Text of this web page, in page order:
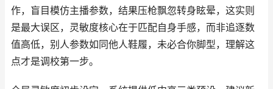
作，盲目模仿主播参数，结果压枪飘忽转身眩晕，这实则
是最大误区，灵敏度核心在于匹配自身手感，而非追逐数
值高低，别人参数如同他人鞋履，未必合你脚型，理解这
点才是调校第一步。